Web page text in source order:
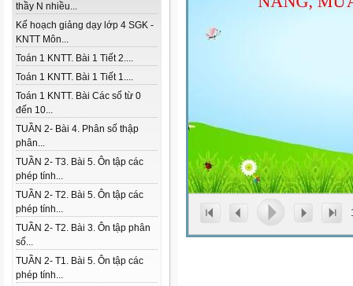
thầy N nhiều...
Kế hoạch giảng dạy lớp 4 SGK -
KNTT Môn...
Toán 1 KNTT. Bài 1 Tiết 2....
Toán 1 KNTT. Bài 1 Tiết 1....
Toán 1 KNTT. Bài Các số từ 0
đến 10...
TUẦN 2- Bài 4. Phân số thập
phân...
TUẦN 2- T3. Bài 5. Ôn tập các
phép tính...
TUẦN 2- T2. Bài 5. Ôn tập các
phép tính...
TUẦN 2- T2. Bài 3. Ôn tập phân
số...
TUẦN 2- T1. Bài 5. Ôn tập các
phép tính...